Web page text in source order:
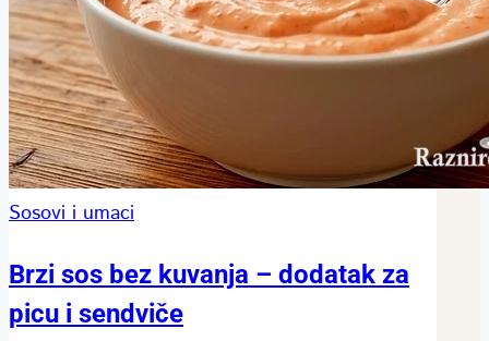
Sosovi i umaci
Brzi sos bez kuvanja – dodatak za
picu i sendviče